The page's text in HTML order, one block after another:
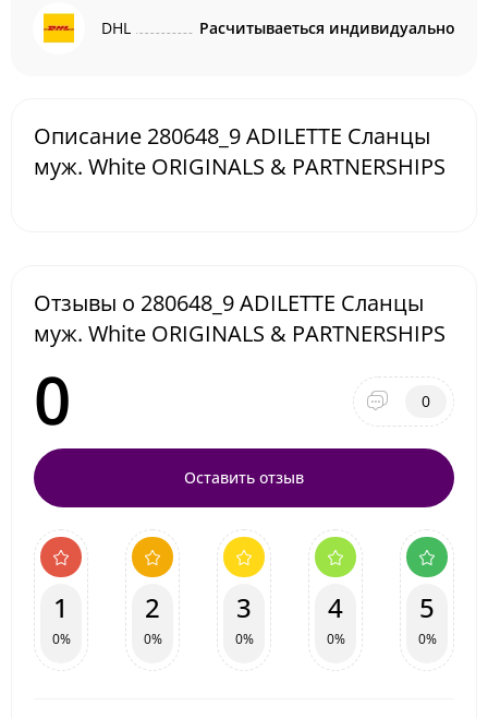
DHL Расчитываеться индивидуально
Описание 280648_9 ADILETTE Сланцы
муж. White ORIGINALS & PARTNERSHIPS
Отзывы о 280648_9 ADILETTE Сланцы
муж. White ORIGINALS & PARTNERSHIPS
0 0
Оставить отзыв
1
0%
2
0%
3
0%
4
0%
5
0%